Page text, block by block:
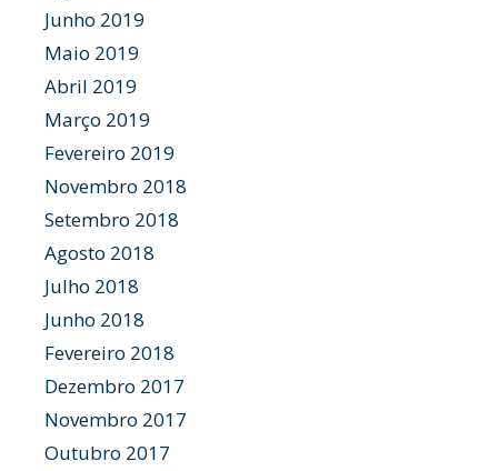
Junho 2019
Maio 2019
Abril 2019
Março 2019
Fevereiro 2019
Novembro 2018
Setembro 2018
Agosto 2018
Julho 2018
Junho 2018
Fevereiro 2018
Dezembro 2017
Novembro 2017
Outubro 2017